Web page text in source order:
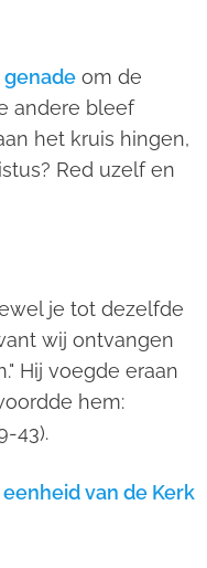
genade om de
andere bleef
het kruis hingen,
Red uzelf en
je tot dezelfde
wij ontvangen
Hij voegde eraan
hem:
43).
van de Kerk